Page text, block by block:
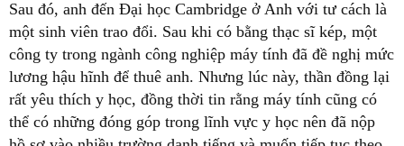
Sau đó, anh đến Đại học Cambridge ở Anh với tư cách là
một sinh viên trao đổi. Sau khi có bằng thạc sĩ kép, một
công ty trong ngành công nghiệp máy tính đã đề nghị mức
lương hậu hĩnh để thuê anh. Nhưng lúc này, thần đồng lại
rất yêu thích y học, đồng thời tin rằng máy tính cũng có
thể có những đóng góp trong lĩnh vực y học nên đã nộp